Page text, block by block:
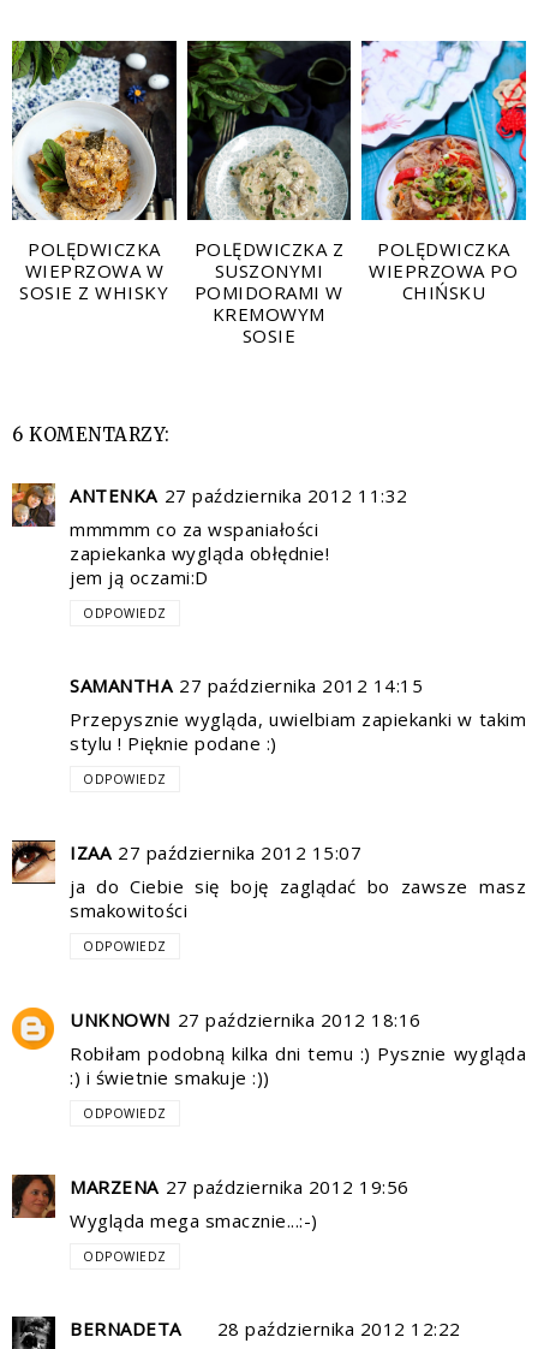
POLĘDWICZKA
WIEPRZOWA W
SOSIE Z WHISKY
POLĘDWICZKA Z
SUSZONYMI
POMIDORAMI W
KREMOWYM
SOSIE
POLĘDWICZKA
WIEPRZOWA PO
CHIŃSKU
6 KOMENTARZY:
ANTENKA 27 października 2012 11:32
mmmmm co za wspaniałości
zapiekanka wygląda obłędnie!
jem ją oczami:D
ODPOWIEDZ
SAMANTHA 27 października 2012 14:15
Przepysznie wygląda, uwielbiam zapiekanki w takim
stylu ! Pięknie podane :)
ODPOWIEDZ
IZAA 27 października 2012 15:07
ja do Ciebie się boję zaglądać bo zawsze masz
smakowitości
ODPOWIEDZ
UNKNOWN 27 października 2012 18:16
Robiłam podobną kilka dni temu :) Pysznie wygląda
:) i świetnie smakuje :))
ODPOWIEDZ
MARZENA 27 października 2012 19:56
Wygląda mega smacznie...:-)
ODPOWIEDZ
BERNADETA
28 października 2012 12:22